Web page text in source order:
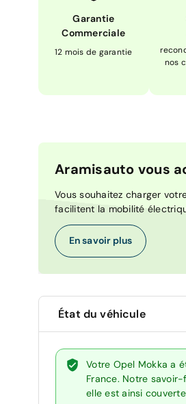
Garantie
Commerciale
12 mois de garantie
nos
Aramisauto vous
Vous souhaitez charger
facilitent la mobilité
En savoir plus
État du véhicule
Votre Opel Mokka a
France. Notre
elle est ainsi